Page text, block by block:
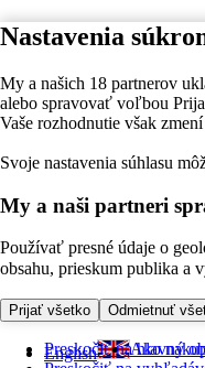
Nastavenia
My a našich 18 partnerov
alebo spravovať voľbou
Vaše rozhodnutie však
Svoje nastavenia súhlasu
My a naši partneri
Používať presné údaje o
obsahu, prieskum publika a
Prijať všetko Odmietnuť
Preskočiť na hlavný
English Ako